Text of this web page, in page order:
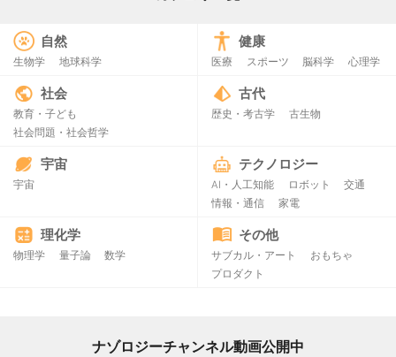
自然
生物学 地球科学
健康
医療 スポーツ 脳科学 心理学
社会
教育・子ども
社会問題・社会哲学
古代
歴史・考古学 古生物
宇宙
宇宙
テクノロジー
AI・人工知能 ロボット
交通
情報・通信
家電
理化学
物理学 量子論 数学
その他
サブカル・アート
おもちゃ
プロダクト
ナゾロジーチャンネル動画公開中